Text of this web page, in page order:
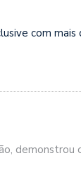
com
demonstrou